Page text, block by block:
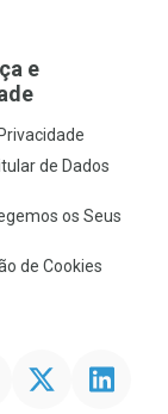
e
de Dados
os Seus
de Cookies
Twitter Linkedin